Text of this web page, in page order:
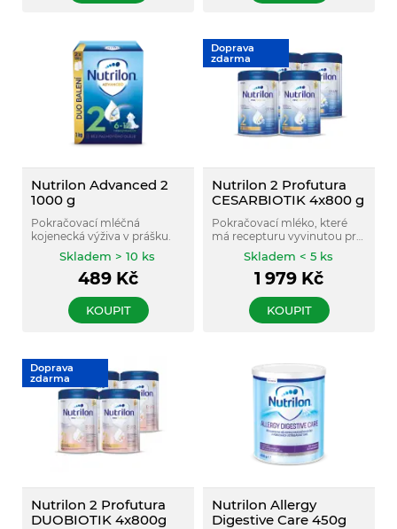
Nutrilon Advanced 2
1000 g
Pokračovací mléčná
kojenecká výživa v prášku.
Skladem > 10 ks
489 Kč
KOUPIT
Doprava
zdarma
Nutrilon 2 Profutura
CESARBIOTIK 4x800 g
Pokračovací mléko, které
má recepturu vyvinutou pro
miminka, která se narodila
císařským řezem a
nemohou být kojena.
Skladem < 5 ks
1 979 Kč
KOUPIT
Doprava
zdarma
Nutrilon 2 Profutura
DUOBIOTIK 4x800g
Nutrilon Allergy
Digestive Care 450g